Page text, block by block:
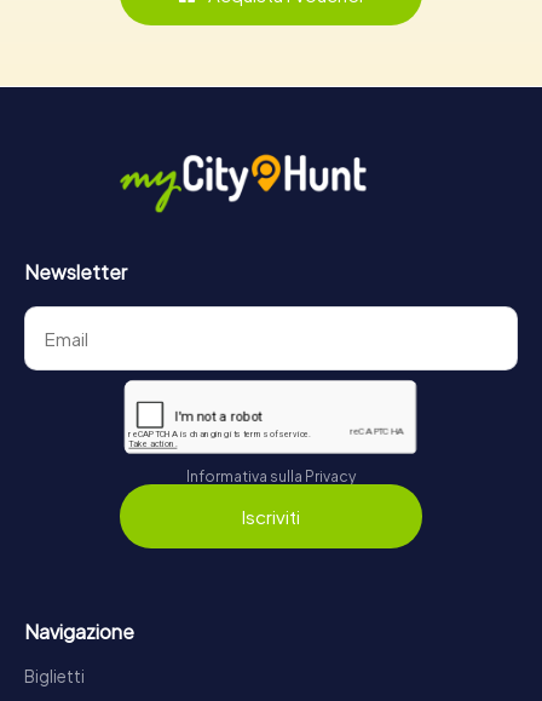
Newsletter
Informativa sulla Privacy
Iscriviti
Navigazione
Biglietti